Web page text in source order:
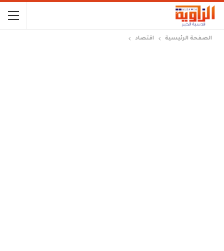
الصفحة الرئيسية اقتصاد